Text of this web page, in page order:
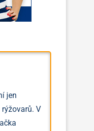
jen
V